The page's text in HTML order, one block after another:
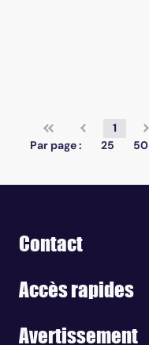
1
Par page :
25 50
Contact
Accès rapides
Avertissement